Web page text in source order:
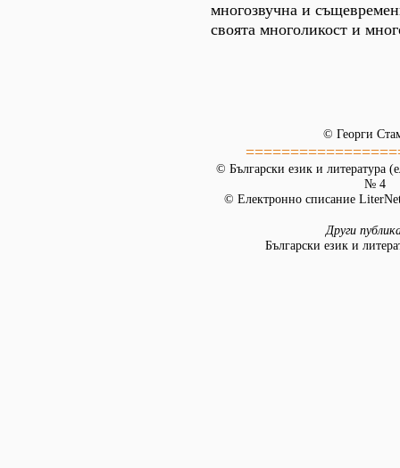
многозвучна и
своята многоликост и
© Георги
© Български език и литература
№ 4
© Електронно списание
Други
Български език и